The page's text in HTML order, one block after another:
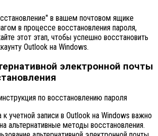
в вашем почтовом ящике
в процессе восстановления пароля,
этот этап, чтобы успешно восстановить
Outlook на Windows.
электронной почты
по восстановлению пароля
учетной записи в Outlook на Windows важно
альтернативные методы восстановления.